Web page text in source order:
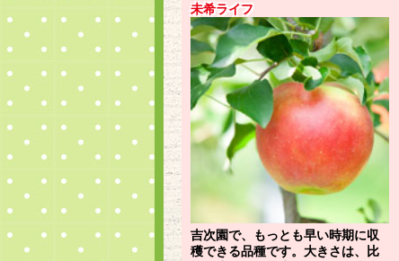
未希ライフ
吉次園で、もっとも早い時期に収
穫できる品種です。大きさは、比